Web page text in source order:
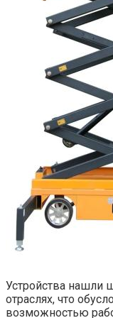
Устройства нашли
отраслях, что
возможностью